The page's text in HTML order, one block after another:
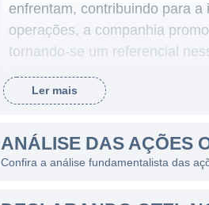
enfrentam, contribuindo para
operações, a companhia
tornando-se um referencial
ATUAÇÃO DA OTELCO
A Otelco atua principalmente
encontro das necessidades e
serviços, que incluem linhas
Ler mais
ANÁLISE DAS AÇÕES
Confira a análise fundamentalista das